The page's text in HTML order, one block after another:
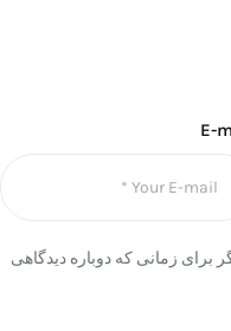
E-
برای زمانی که دوباره دیدگاهی